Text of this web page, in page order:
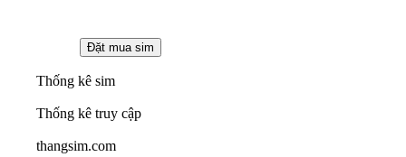
Thống kê sim
Thống kê truy cập
thangsim.com